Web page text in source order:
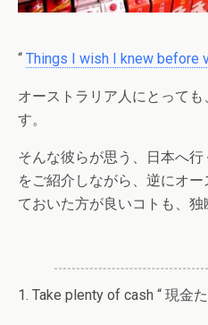
“ Things I wish I knew before
オーストラリア人にとって
す。
そんな彼らが思う、日本へ
をご紹介しながら、逆にオ
ておいた方が良いコトも、独
1. Take plenty of cash “ 現金